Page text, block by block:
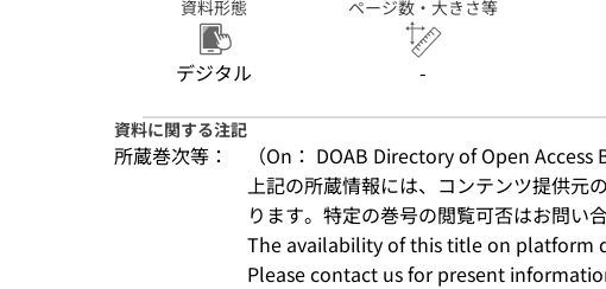
資料形態
デジタル
ページ数・大きさ等
-
資料に関する注記
所蔵巻次等：
（On： DOAB Directory of Open Access
上記の所蔵情報には、コンテンツ提供元
ります。特定の巻号の閲覧可否はお問い
The availability of this title on platform
Please contact us for present